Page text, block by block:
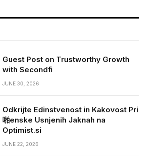
Guest Post on Trustworthy Growth
with Secondfi
JUNE 30, 2026
Odkrijte Edinstvenost in Kakovost Pri
啪enske Usnjenih Jaknah na
Optimist.si
JUNE 22, 2026